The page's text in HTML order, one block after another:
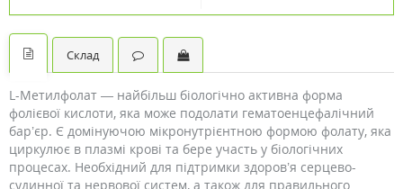
Склад
L-Метилфолат — найбільш біологічно активна форма
фолієвої кислоти, яка може подолати гематоенцефалічний
бар’єр. Є домінуючою мікронутрієнтною формою фолату, яка
циркулює в плазмі крові та бере участь у біологічних
процесах. Необхідний для підтримки здоров’я серцево-
судинної та нервової систем, а також для правильного